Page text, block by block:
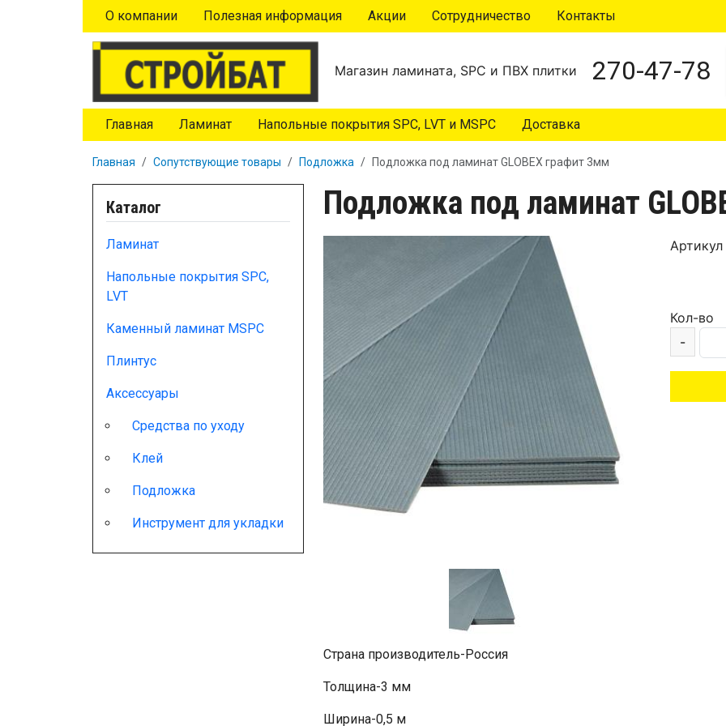
Перейти к основному содержанию
О компании Полезная информация Акции Сотрудничество Контакты
Магазин ламината, SPC и ПВХ плитки 270-47-78
Главная Ламинат Напольные покрытия SPC, LVT и MSPC Доставка
Главная Сопутствующие товары Подложка Подложка под ламинат GLOBEX графит 3мм
Подложка под ламинат
Артикул
Кол-во
-
Страна производитель-Россия
Толщина-3 мм
Ширина-0,5 м
Каталог
Ламинат
Напольные покрытия SPC,
LVT
Каменный ламинат MSPC
Плинтус
Аксессуары
Средства по уходу
Клей
Подложка
Инструмент для укладки